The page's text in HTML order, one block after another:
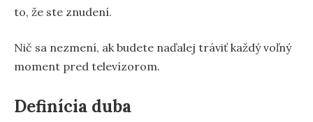
to, že ste znudení.
Nič sa nezmení, ak budete naďalej tráviť každý voľný
moment pred televízorom.
Definícia duba